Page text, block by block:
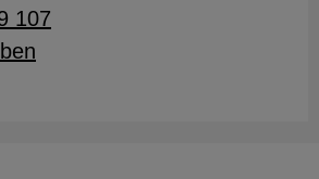
107